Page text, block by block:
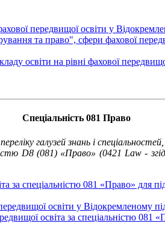
передвищої освіти у
та право", сфери фахової
освіти на рівні фахової
Спеціальність 081 Право
галузей знань і
D8 (081) «Право» (0421 Law -
за спеціальністю 081 «Право» для
освіти у Відокремленому
освіта за спеціальністю 081